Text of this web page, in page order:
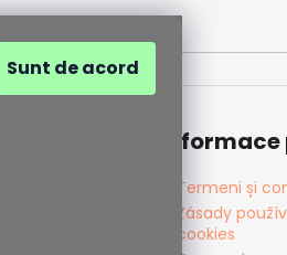
Sunt de acord
Termeni și
Zásady
cookies